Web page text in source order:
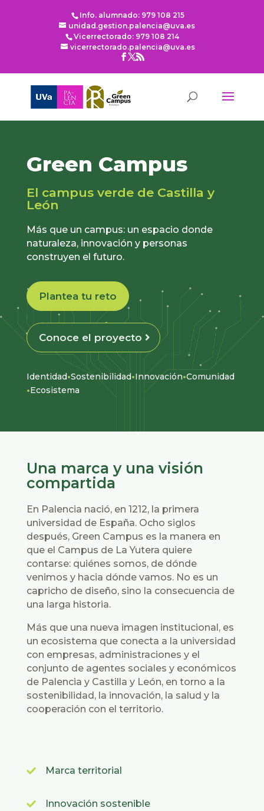
Info. alumnado: 979 108 215
unidad.gestion.palencia@uva.es
Vicerrectorado: 979 108 214
vicerrectorado.palencia@uva.es
Green Campus
El campus verde de Castilla y
León
Más que un campus: un espacio donde
naturaleza, innovación y personas
construyen el futuro.
Plantea tu reto
Conoce el proyecto
Identidad·Sostenibilidad·Innovación·Comunidad
·Ecosistema
Una marca y una visión
compartida
En Palencia nació, en 1212, la primera
universidad de España. Ocho siglos
después, Green Campus es la manera en
que el Campus de La Yutera quiere
contarse: quiénes somos, de dónde
venimos y hacia dónde vamos. No es un
capricho de diseño, sino la consecuencia de
una larga historia.
Más que una nueva imagen institucional, es
un ecosistema que conecta a la universidad
con empresas, administraciones y el
conjunto de agentes sociales y económicos
de Palencia y Castilla y León, en torno a la
sostenibilidad, la innovación, la salud y la
cooperación con el territorio.
 Marca territorial
 Innovación sostenible